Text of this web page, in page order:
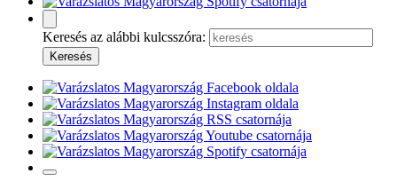
Keresés az alábbi kulcsszóra: